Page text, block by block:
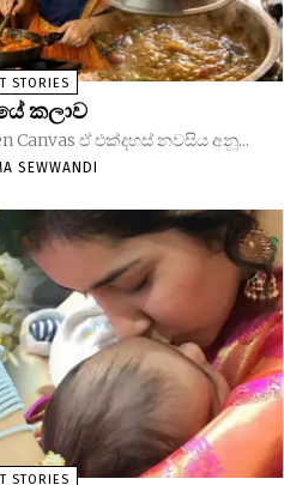
STORIES
කලාව
Canvas ඒ එක්දහස් නවසිය අනූ...
SEWWANDI
STORIES